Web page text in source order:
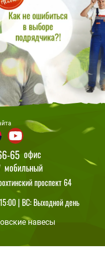
| ВС: Выходной день
навесы
65 офис
мобильный
проспект 64